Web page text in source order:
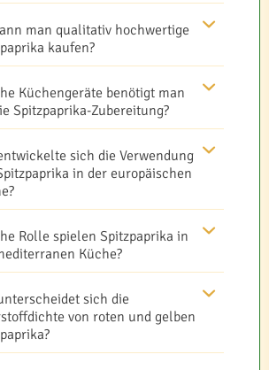
man qualitativ hochwertige
kaufen?
Küchengeräte benötigt man
Spitzpaprika-Zubereitung?
sich die Verwendung
in der europäischen
Rolle spielen Spitzpaprika in
Küche?
sich die
von roten und gelben